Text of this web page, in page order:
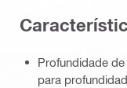
Profundidade
para